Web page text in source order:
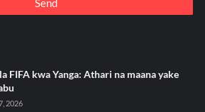
FIFA kwa Yanga: Athari na maana yake
2026